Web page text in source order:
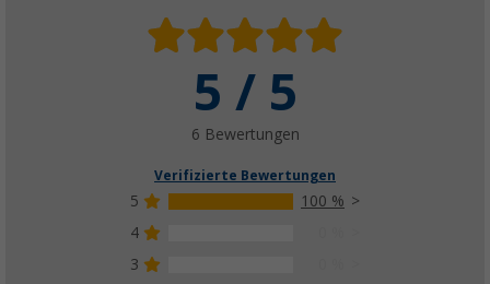
5 / 5
6 Bewertungen
Verifizierte Bewertungen
5
100 %
4
3